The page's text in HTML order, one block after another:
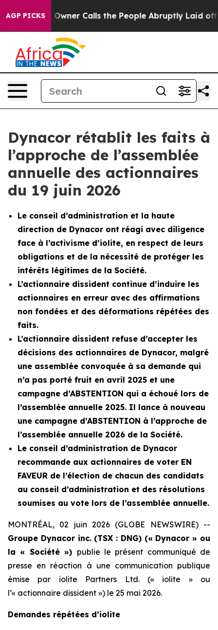
AGP PICKS
Owner Calls the People Abruptly Laid off “Simply a
Dynacor rétablit les faits à
l’approche de l’assemblée
annuelle des actionnaires
du 19 juin 2026
Le conseil d’administration et la haute
direction de Dynacor ont réagi avec diligence
face à l’activisme d’iolite, en respect de leurs
obligations et de la nécessité de protéger les
intérêts légitimes de la Société.
L’actionnaire dissident continue d’induire les
actionnaires en erreur avec des affirmations
non fondées et des déformations répétées des
faits.
L’actionnaire dissident refuse d’accepter les
décisions des actionnaires de Dynacor, malgré
une assemblée convoquée à sa demande qui
n’a pas porté fruit en avril 2025 et une
campagne d’ABSTENTION qui a échoué lors de
l’assemblée annuelle 2025. Il lance à nouveau
une campagne d’ABSTENTION à l’approche de
l’assemblée annuelle 2026 de la Société.
Le conseil d’administration de Dynacor
recommande aux actionnaires de voter EN
FAVEUR de l’élection de chacun des candidats
au conseil d’administration et des résolutions
soumises au vote lors de l’assemblée annuelle.
MONTRÉAL, 02 juin 2026 (GLOBE NEWSWIRE) --
Groupe Dynacor inc. (TSX : DNG) (« Dynacor » ou
la « Société ») publie le présent communiqué de
presse en réaction à une communication publique
émise par iolite Partners Ltd. (« iolite » ou
l’« actionnaire dissident ») le 25 mai 2026.
Demandes répétées d’iolite